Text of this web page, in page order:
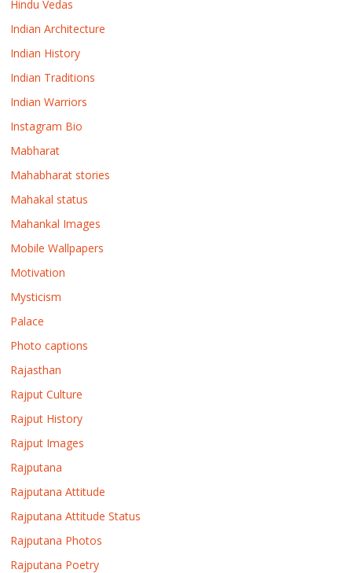
Hindu Vedas
Indian Architecture
Indian History
Indian Traditions
Indian Warriors
Instagram Bio
Mabharat
Mahabharat stories
Mahakal status
Mahankal Images
Mobile Wallpapers
Motivation
Mysticism
Palace
Photo captions
Rajasthan
Rajput Culture
Rajput History
Rajput Images
Rajputana
Rajputana Attitude
Rajputana Attitude Status
Rajputana Photos
Rajputana Poetry